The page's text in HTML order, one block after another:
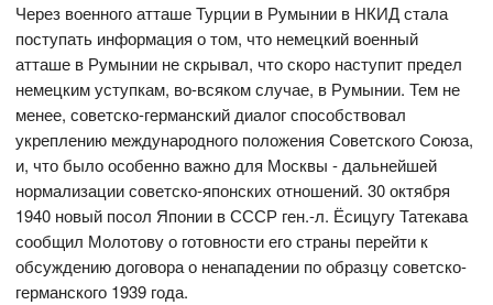
Через военного атташе Турции в Румынии в НКИД стала
поступать информация о том, что немецкий военный
атташе в Румынии не скрывал, что скоро наступит предел
немецким уступкам, во-всяком случае, в Румынии. Тем не
менее, советско-германский диалог способствовал
укреплению международного положения Советского Союза,
и, что было особенно важно для Москвы - дальнейшей
нормализации советско-японских отношений. 30 октября
1940 новый посол Японии в СССР ген.-л. Ёсицугу Татекава
сообщил Молотову о готовности его страны перейти к
обсуждению договора о ненападении по образцу советско-
германского 1939 года.